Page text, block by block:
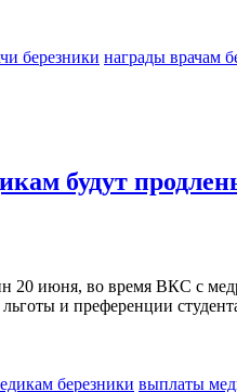
березники награды врачам
будут
июня, во время ВКС с
льготы и преференции
березники выплаты